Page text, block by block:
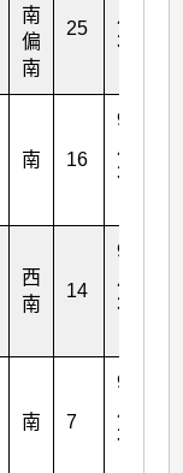
南
偏
南
25
3
南 16
9
3
西
南
14
9
3
南 7
9
3